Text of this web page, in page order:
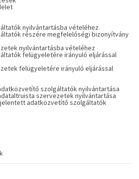
nyilvántartásba vételéhez
részére megfelelőségi bizonyítvány
nyilvántartásba vételéhez
felügyeletére irányuló eljárással
felügyeletére irányuló eljárással
szolgáltatók nyilvántartása
szervezetek nyilvántartása
adatközvetítő szolgáltatók